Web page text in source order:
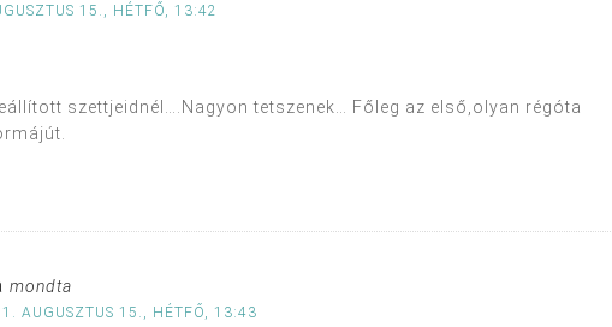
15., HÉTFŐ, 13:42
szettjeidnél….Nagyon tetszenek… Főleg az első,olyan régóta
mondta
AUGUSZTUS 15., HÉTFŐ, 13:43